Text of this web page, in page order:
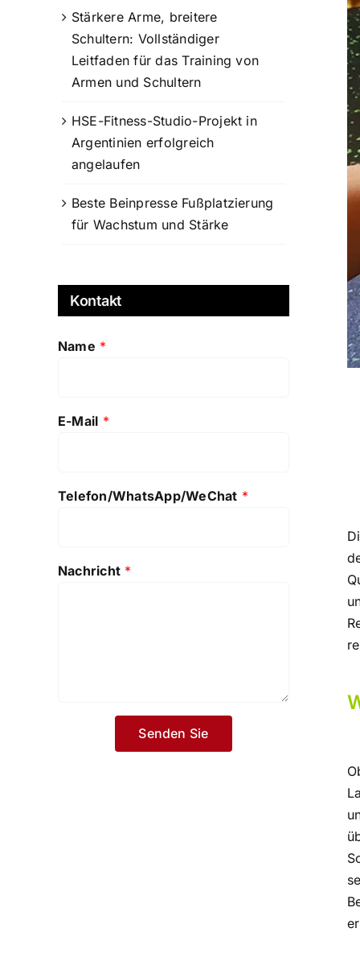
Stärkere Arme, breitere
Schultern: Vollständiger
Leitfaden für das Training von
Armen und Schultern
HSE-Fitness-Studio-Projekt in
Argentinien erfolgreich
angelaufen
Beste Beinpresse Fußplatzierung
für Wachstum und Stärke
Kontakt
Name *
E-Mail *
Telefon/WhatsApp/WeChat *
Nachricht *